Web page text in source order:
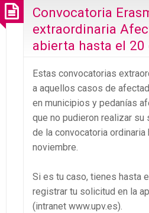
Convocatoria
extraordinaria
abierta hasta el 20
Estas convocatorias
a aquellos casos de
en municipios y pedanías
que no pudieron realizar
de la convocatoria ordinaria
noviembre.
Si es tu caso, tienes hasta
registrar tu solicitud en la
(intranet www.upv.es).